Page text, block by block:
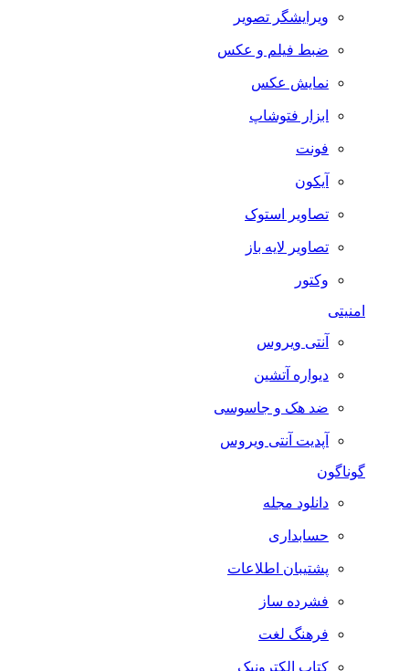
ویرایشگر تصویر
ضبط فيلم و عكس
نمایش عکس
ابزار فتوشاپ
فونت
آیکون
تصاویر استوک
تصاویر لایه باز
وکتور
امنیتی
آنتی ویروس
دیواره آتشین
ضد هک و جاسوسی
آپدیت آنتی ویروس
گوناگون
دانلود مجله
حسابداری
پشتیبان اطلاعات
فشرده ساز
فرهنگ لغت
کتاب الکترونیک